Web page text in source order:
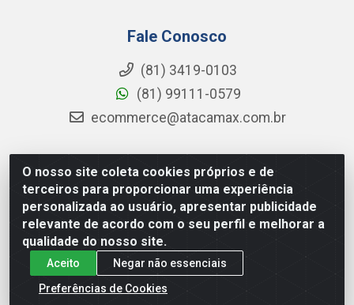
O nosso site coleta cookies próprios e de
terceiros para proporcionar uma experiência
personalizada ao usuário, apresentar publicidade
relevante de acordo com o seu perfil e melhorar a
qualidade do nosso site.
Aceito
Negar não essenciais
Preferências de Cookies
Fale Conosco
(81) 3419-0103
(81) 99111-0579
ecommerce@atacamax.com.br
Atacamax Importadora de Alimentos LTDA - RODOVIA BR-
101 - SUL, KM 79,60 GP E GALPAO:D - Muribeca, Jaboatão dos
Guararapes - PE, 54355-010 - CNPJ 08.305.623/0001-84